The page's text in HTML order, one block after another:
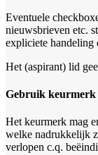
Eventuele
nieuwsbrieven etc.
expliciete handeling
Het (aspirant) lid
Gebruik keurmerk
Het keurmerk mag
welke nadrukkelijk
verlopen c.q.